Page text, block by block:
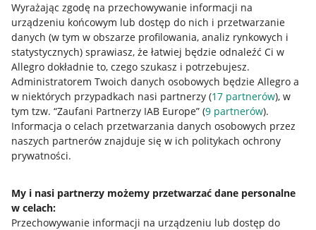
Wyrażając zgodę na przechowywanie informacji na
urządzeniu końcowym lub dostęp do nich i przetwarzanie
danych (w tym w obszarze profilowania, analiz rynkowych i
statystycznych) sprawiasz, że łatwiej będzie odnaleźć Ci w
Allegro dokładnie to, czego szukasz i potrzebujesz.
Administratorem Twoich danych osobowych będzie Allegro a
w niektórych przypadkach nasi partnerzy (17 partnerów), w
tym tzw. “Zaufani Partnerzy IAB Europe” (9 partnerów).
Informacja o celach przetwarzania danych osobowych przez
naszych partnerów znajduje się w ich politykach ochrony
prywatności.
My i nasi partnerzy możemy przetwarzać dane personalne
w celach:
Przechowywanie informacji na urządzeniu lub dostęp do
Allegro Gadane dla kupujących
Mapa miejscowości
Informacje prawne
Regulamin
Polityka plików "cookies"
Ustawienia plików "cookies"
Informacje dla Aktu o Usługach Cyfrowych